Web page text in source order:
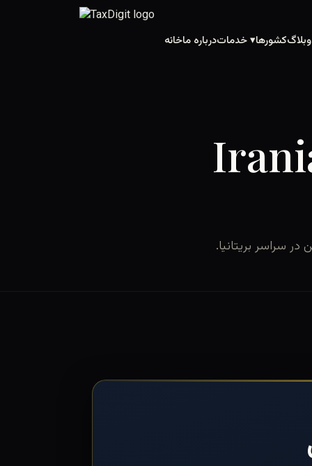
خانهدرباره ما خدمات ▾کشورهاوبلاگ
سراسر بریتانیا.